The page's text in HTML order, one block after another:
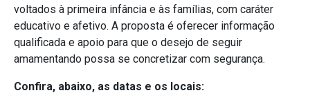
voltados à primeira infância e às famílias, com caráter
educativo e afetivo. A proposta é oferecer informação
qualificada e apoio para que o desejo de seguir
amamentando possa se concretizar com segurança.
Confira, abaixo, as datas e os locais: